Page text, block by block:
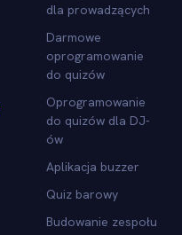
dla prowadzących
Darmowe
oprogramowanie
do quizów
Oprogramowanie
do quizów dla DJ-
ów
Aplikacja buzzer
Quiz barowy
Budowanie zespołu